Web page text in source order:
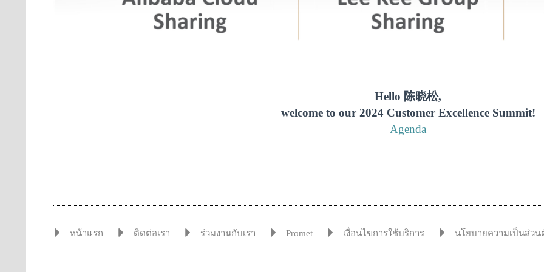
Hello 陈晓松,
welcome to our 2024 Customer Excellence Summit!
Agenda
หน้าแรก ติดต่อเรา ร่วมงานกับเรา Promet เงื่อนไขการใช้บริการ นโยบายความเป็นส่วน